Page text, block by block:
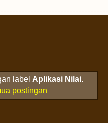
label Aplikasi Nilai.
postingan